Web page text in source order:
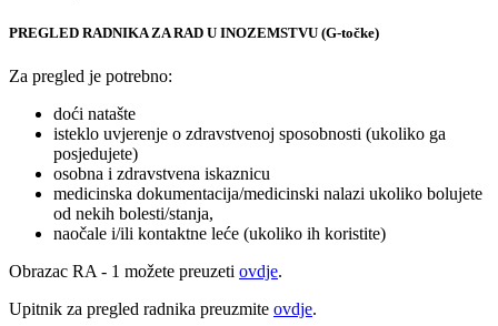
PREGLED RADNIKA ZA RAD U INOZEMSTVU (G-točke)
Za pregled je potrebno:
doći natašte
isteklo uvjerenje o zdravstvenoj sposobnosti (ukoliko ga
posjedujete)
osobna i zdravstvena iskaznicu
medicinska dokumentacija/medicinski nalazi ukoliko bolujete
od nekih bolesti/stanja,
naočale i/ili kontaktne leće (ukoliko ih koristite)
Obrazac RA - 1 možete preuzeti ovdje.
Upitnik za pregled radnika preuzmite ovdje.